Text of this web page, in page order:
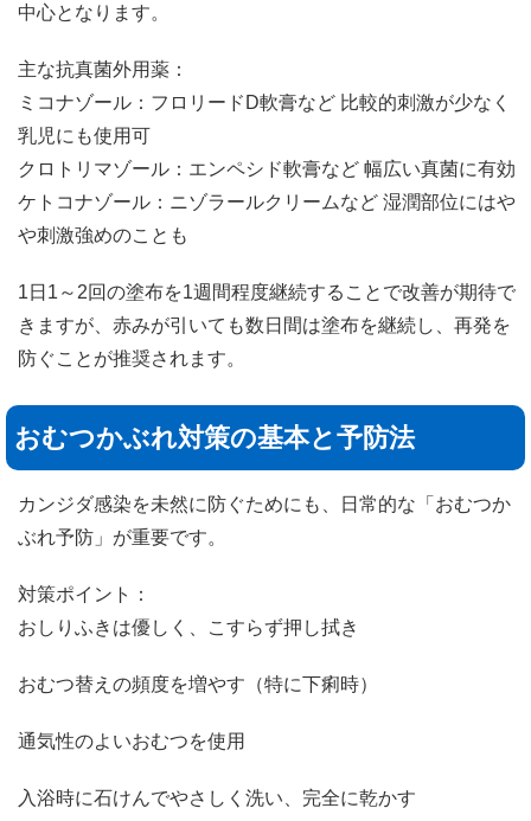
中心となります。
主な抗真菌外用薬：
ミコナゾール：フロリードD軟膏など 比較的刺激が少なく
乳児にも使用可
クロトリマゾール：エンペシド軟膏など 幅広い真菌に有効
ケトコナゾール：ニゾラールクリームなど 湿潤部位にはや
や刺激強めのことも
1日1～2回の塗布を1週間程度継続することで改善が期待で
きますが、赤みが引いても数日間は塗布を継続し、再発を
防ぐことが推奨されます。
おむつかぶれ対策の基本と予防法
カンジダ感染を未然に防ぐためにも、日常的な「おむつか
ぶれ予防」が重要です。
対策ポイント：
おしりふきは優しく、こすらず押し拭き
おむつ替えの頻度を増やす（特に下痢時）
通気性のよいおむつを使用
入浴時に石けんでやさしく洗い、完全に乾かす